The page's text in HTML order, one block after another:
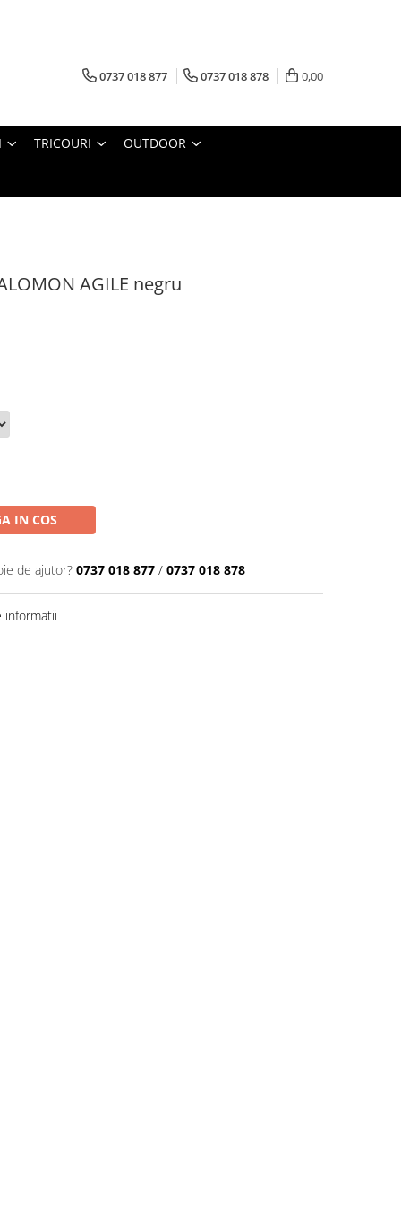
0737 018 877 0737 018 878 0,00
TRICOURI OUTDOOR
AGILE negru
IN COS
de ajutor? 0737 018 877 / 0737 018 878
informatii